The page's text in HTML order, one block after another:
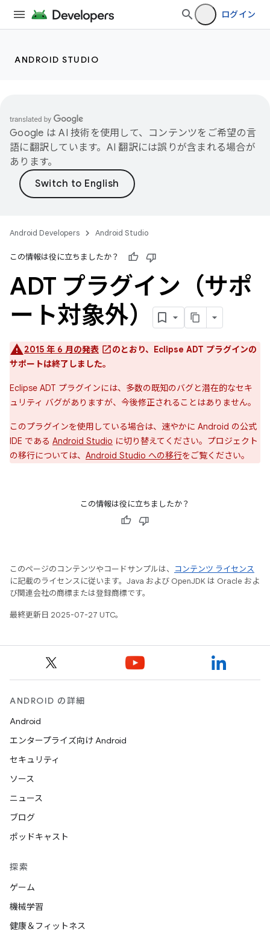
ログイン
ANDROID STUDIO
Google は AI 技術を使用して、コンテンツをご希望の言
語に翻訳しています。AI 翻訳には誤りが含まれる場合が
あります。
Android Developers Android Studio
この情報は役に立ちましたか？
ADT プラグイン（サポ
ート対象外）
2015 年 6 月の発表
のとおり、Eclipse ADT プラグインの
サポートは終了しました。
Eclipse ADT プラグインには、多数の既知のバグと潜在的なセキ
ュリティ バグがありますが、今後修正されることはありません。
このプラグインを使用している場合は、速やかに Android の公式
IDE である Android Studio に切り替えてください。プロジェクト
の移行については、 Android Studio への移行をご覧ください。
この情報は役に立ちましたか？
このページのコンテンツやコードサンプルは、
コンテンツ ライセンス
に記載のライセンスに従います。Java および OpenJDK は Oracle およ
び関連会社の商標または登録商標です。
最終更新日 2025-07-27 UTC。
ANDROID の詳細
Android
エンタープライズ向け Android
セキュリティ
ソース
ニュース
ブログ
ポッドキャスト
探索
ゲーム
機械学習
健康＆フィットネス